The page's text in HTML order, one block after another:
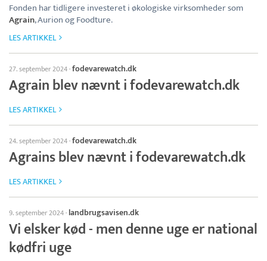
Fonden har tidligere investeret i økologiske virksomheder som
Agrain, Aurion og Foodture.
LES ARTIKKEL
27. september 2024·fodevarewatch.dk
Agrain blev nævnt i fodevarewatch.dk
LES ARTIKKEL
24. september 2024·fodevarewatch.dk
Agrains blev nævnt i fodevarewatch.dk
LES ARTIKKEL
9. september 2024· landbrugsavisen.dk
Vi elsker kød - men denne uge er national
kødfri uge